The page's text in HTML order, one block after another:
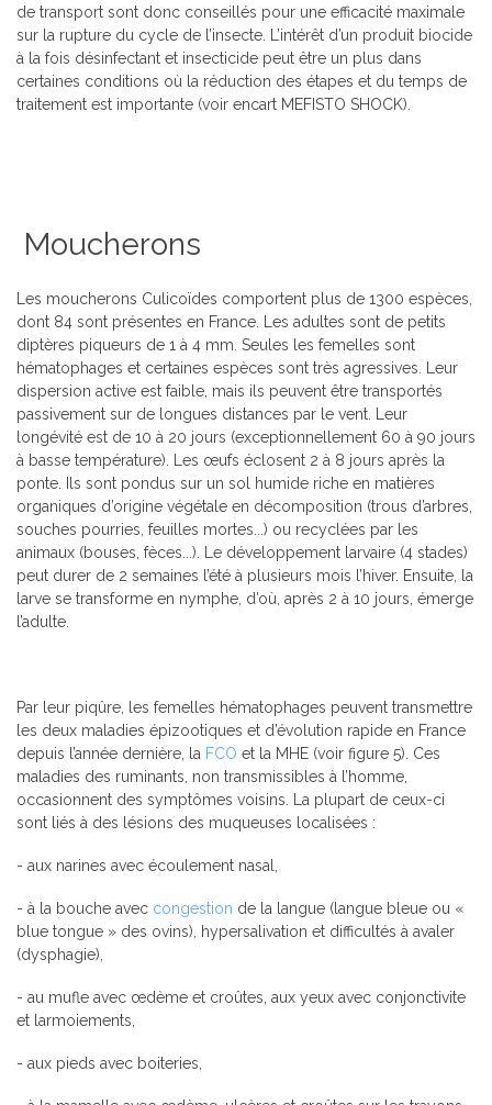
de transport sont donc conseillés pour une efficacité maximale
sur la rupture du cycle de l’insecte. L’intérêt d’un produit biocide
à la fois désinfectant et insecticide peut être un plus dans
certaines conditions où la réduction des étapes et du temps de
traitement est importante (voir encart MEFISTO SHOCK).
Moucherons
Les moucherons Culicoïdes comportent plus de 1300 espèces,
dont 84 sont présentes en France. Les adultes sont de petits
diptères piqueurs de 1 à 4 mm. Seules les femelles sont
hématophages et certaines espèces sont très agressives. Leur
dispersion active est faible, mais ils peuvent être transportés
passivement sur de longues distances par le vent. Leur
longévité est de 10 à 20 jours (exceptionnellement 60 à 90 jours
à basse température). Les œufs éclosent 2 à 8 jours après la
ponte. Ils sont pondus sur un sol humide riche en matières
organiques d’origine végétale en décomposition (trous d’arbres,
souches pourries, feuilles mortes...) ou recyclées par les
animaux (bouses, fèces...). Le développement larvaire (4 stades)
peut durer de 2 semaines l’été à plusieurs mois l’hiver. Ensuite, la
larve se transforme en nymphe, d’où, après 2 à 10 jours, émerge
l’adulte.
Par leur piqûre, les femelles hématophages peuvent transmettre
les deux maladies épizootiques et d’évolution rapide en France
depuis l’année dernière, la FCO et la MHE (voir figure 5). Ces
maladies des ruminants, non transmissibles à l’homme,
occasionnent des symptômes voisins. La plupart de ceux-ci
sont liés à des lésions des muqueuses localisées :
- aux narines avec écoulement nasal,
- à la bouche avec congestion de la langue (langue bleue ou «
blue tongue » des ovins), hypersalivation et difficultés à avaler
(dysphagie),
- au mufle avec œdème et croûtes, aux yeux avec conjonctivite
et larmoiements,
- aux pieds avec boiteries,